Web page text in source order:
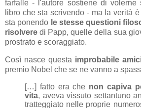
farfalle - l'autore sostiene di
libro che sta scrivendo - ma la verità
sta ponendo le stesse questioni
risolvere di Papp, quelle della sua
prostrato e scoraggiato.
Così nasce questa improbabile
premio Nobel che se ne vanno a
[…] fatto era che non capiva
vita, aveva vissuto settantuno
tratteggiato nelle proprie